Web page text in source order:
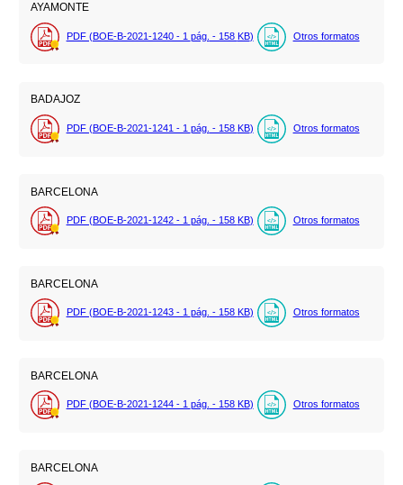
AYAMONTE
PDF (BOE-B-2021-1240 - 1 pág. - 158 KB) Otros formatos
BADAJOZ
PDF (BOE-B-2021-1241 - 1 pág. - 158 KB) Otros formatos
BARCELONA
PDF (BOE-B-2021-1242 - 1 pág. - 158 KB) Otros formatos
BARCELONA
PDF (BOE-B-2021-1243 - 1 pág. - 158 KB) Otros formatos
BARCELONA
PDF (BOE-B-2021-1244 - 1 pág. - 158 KB) Otros formatos
BARCELONA